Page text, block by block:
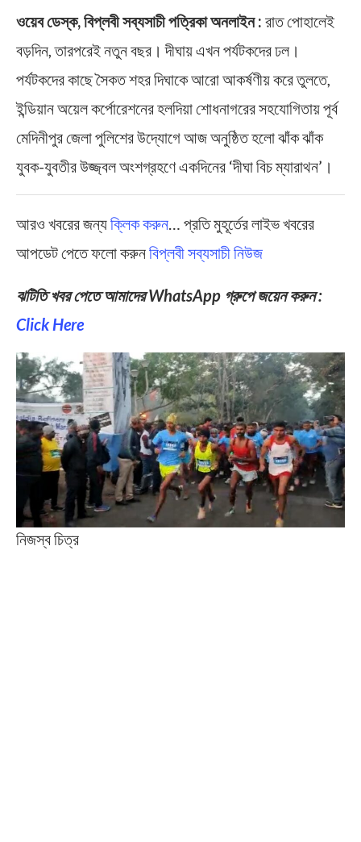
ওয়েব ডেস্ক, বিপ্লবী সব্যসাচী পত্রিকা অনলাইন : রাত পোহালেই
বড়দিন, তারপরেই নতুন বছর। দীঘায় এখন পর্যটকদের ঢল।
পর্যটকদের কাছে সৈকত শহর দিঘাকে আরো আকর্ষণীয় করে তুলতে,
ইন্ডিয়ান অয়েল কর্পোরেশনের হলদিয়া শোধনাগরের সহযোগিতায় পূর্ব
মেদিনীপুর জেলা পুলিশের উদ্যোগে আজ অনুষ্ঠিত হলো ঝাঁক ঝাঁক
যুবক-যুবতীর উজ্জ্বল অংশগ্রহণে একদিনের ‘দীঘা বিচ ম্যারাথন’।
আরও খবরের জন্যক্লিক করুন… প্রতি মুহূর্তের লাইভ খবরের
আপডেট পেতে ফলো করুনবিপ্লবী সব্যসাচী নিউজ
ঝটিতি খবর পেতে আমাদের WhatsApp গ্রুপে জয়েন করুন :
Click Here
নিজস্ব চিত্র